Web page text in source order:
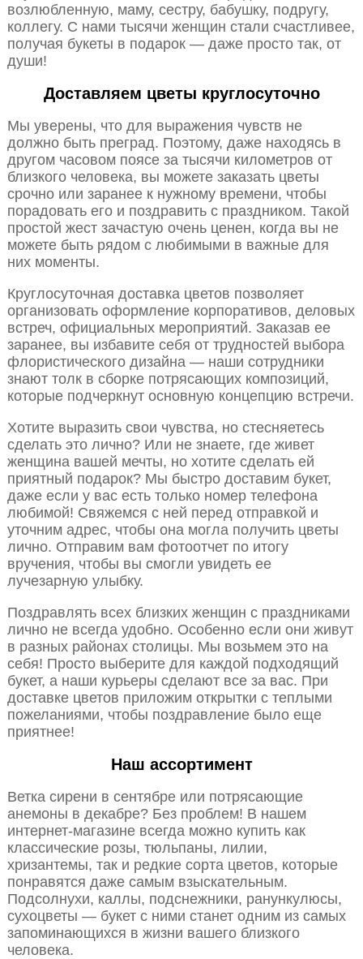
возлюбленную, маму, сестру, бабушку, подругу,
коллегу. С нами тысячи женщин стали счастливее,
получая букеты в подарок — даже просто так, от
души!
Доставляем цветы круглосуточно
Мы уверены, что для выражения чувств не
должно быть преград. Поэтому, даже находясь в
другом часовом поясе за тысячи километров от
близкого человека, вы можете заказать цветы
срочно или заранее к нужному времени, чтобы
порадовать его и поздравить с праздником. Такой
простой жест зачастую очень ценен, когда вы не
можете быть рядом с любимыми в важные для
них моменты.
Круглосуточная доставка цветов позволяет
организовать оформление корпоративов, деловых
встреч, официальных мероприятий. Заказав ее
заранее, вы избавите себя от трудностей выбора
флористического дизайна — наши сотрудники
знают толк в сборке потрясающих композиций,
которые подчеркнут основную концепцию встречи.
Хотите выразить свои чувства, но стесняетесь
сделать это лично? Или не знаете, где живет
женщина вашей мечты, но хотите сделать ей
приятный подарок? Мы быстро доставим букет,
даже если у вас есть только номер телефона
любимой! Свяжемся с ней перед отправкой и
уточним адрес, чтобы она могла получить цветы
лично. Отправим вам фотоотчет по итогу
вручения, чтобы вы смогли увидеть ее
лучезарную улыбку.
Поздравлять всех близких женщин с праздниками
лично не всегда удобно. Особенно если они живут
в разных районах столицы. Мы возьмем это на
себя! Просто выберите для каждой подходящий
букет, а наши курьеры сделают все за вас. При
доставке цветов приложим открытки с теплыми
пожеланиями, чтобы поздравление было еще
приятнее!
Наш ассортимент
Ветка сирени в сентябре или потрясающие
анемоны в декабре? Без проблем! В нашем
интернет-магазине всегда можно купить как
классические розы, тюльпаны, лилии,
хризантемы, так и редкие сорта цветов, которые
понравятся даже самым взыскательным.
Подсолнухи, каллы, подснежники, ранункулюсы,
сухоцветы — букет с ними станет одним из самых
запоминающихся в жизни вашего близкого
человека.